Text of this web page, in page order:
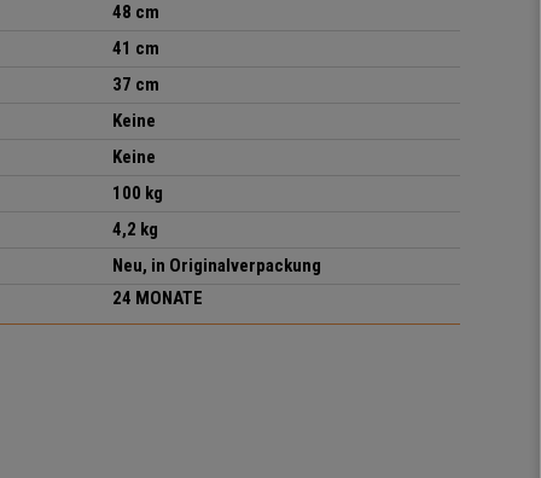
48 cm
41 cm
37 cm
Keine
Keine
100 kg
4,2 kg
Neu, in Originalverpackung
24 MONATE